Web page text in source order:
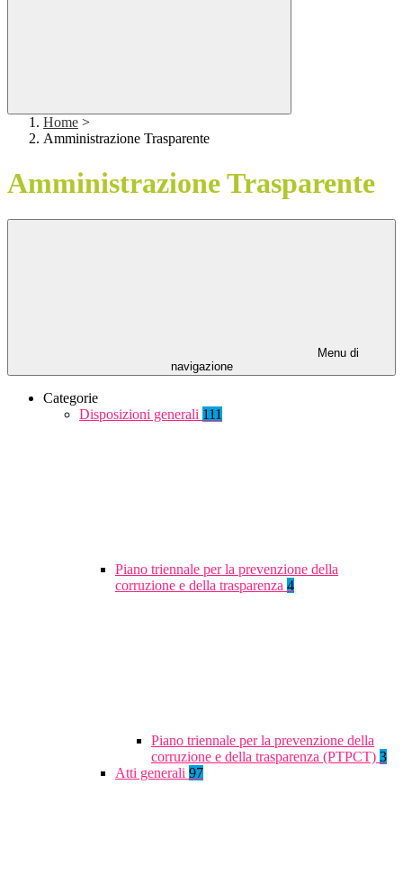
Home >
Amministrazione Trasparente
Amministrazione Trasparente
Menu di
navigazione
Categorie
Disposizioni generali 111
Piano triennale per la prevenzione della
corruzione e della trasparenza 4
Piano triennale per la prevenzione della
corruzione e della trasparenza (PTPCT) 3
Atti generali 97